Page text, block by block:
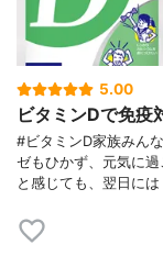
5.00
ビタミンDで免疫
#ビタミンD家族みん
ゼもひかず、元気に
と感じても、翌日に